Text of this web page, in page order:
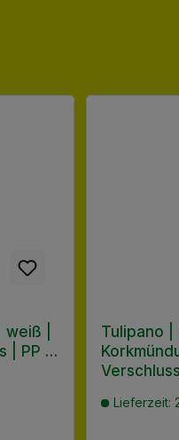
|
| PP |
Tulipano |
Verschluss
Lieferzeit: